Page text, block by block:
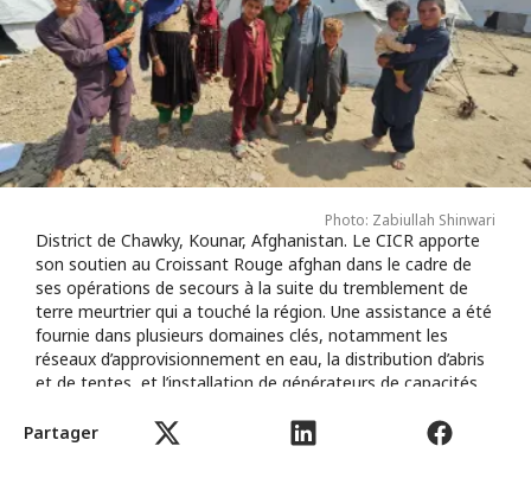
Partager
Photo: Zabiullah Shinwari
District de Chawky, Kounar, Afghanistan. Le CICR apporte
son soutien au Croissant Rouge afghan dans le cadre de
ses opérations de secours à la suite du tremblement de
terre meurtrier qui a touché la région. Une assistance a été
fournie dans plusieurs domaines clés, notamment les
réseaux d’approvisionnement en eau, la distribution d’abris
et de tentes, et l’installation de générateurs de capacités